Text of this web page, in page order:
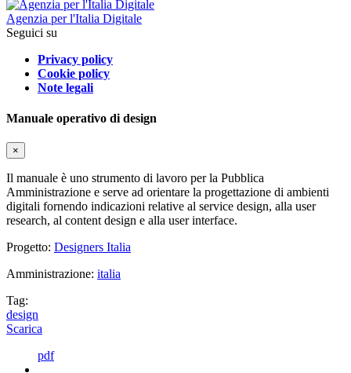
Agenzia per l'Italia Digitale
Seguici su
Privacy policy
Cookie policy
Note legali
Manuale operativo di design
×
Il manuale è uno strumento di lavoro per la Pubblica
Amministrazione e serve ad orientare la progettazione di ambienti
digitali fornendo indicazioni relative al service design, alla user
research, al content design e alla user interface.
Progetto: Designers Italia
Amministrazione: italia
Tag:
design
Scarica
pdf